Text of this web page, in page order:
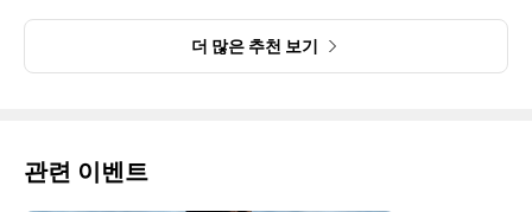
더 많은 추천 보기
관련 이벤트